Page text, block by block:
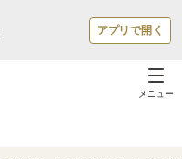
アプリで開く
メニュー